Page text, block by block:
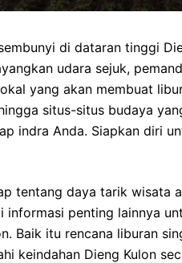
di dataran tinggi
udara sejuk,
yang akan membuat
situs-situs budaya
indra Anda. Siapkan diri
tentang daya tarik wisata
penting lainnya
Baik itu rencana liburan
keindahan Dieng Kulon